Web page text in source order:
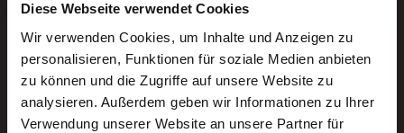
Diese Webseite verwendet Cookies
Wir verwenden Cookies, um Inhalte und Anzeigen zu
personalisieren, Funktionen für soziale Medien anbieten
zu können und die Zugriffe auf unsere Website zu
analysieren. Außerdem geben wir Informationen zu Ihrer
Verwendung unserer Website an unsere Partner für
Neue Stellen per E-Mail.
Ein kostenloser Service von AWO
Jobs.